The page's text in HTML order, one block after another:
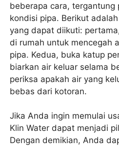
beberapa cara, tergantung
kondisi pipa. Berikut
yang dapat diikuti:
di rumah untuk mencegah
pipa. Kedua, buka katup
biarkan air keluar selama
periksa apakah air yang
bebas dari kotoran.
Jika Anda ingin memulai
Klin Water dapat menjadi
Dengan demikian, Anda